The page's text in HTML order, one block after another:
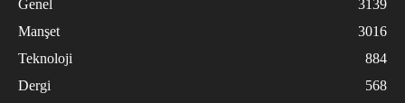
Genel
3139
Manşet
3016
Teknoloji
884
Dergi
568